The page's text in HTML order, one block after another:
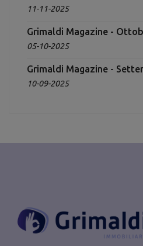
11-11-2025
Grimaldi Magazine -
05-10-2025
Grimaldi Magazine -
10-09-2025